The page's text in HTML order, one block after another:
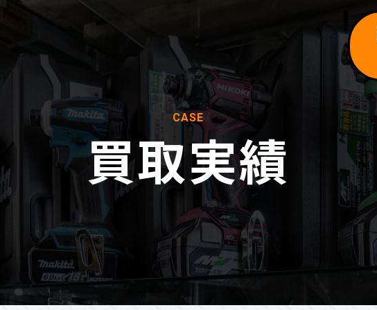
CASE
買取実績